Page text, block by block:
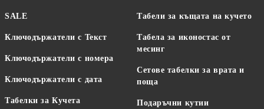
SALE
Ключодържатели с Текст
Ключодържатели с номера
Ключодържатели с дата
Табелки за Кучета
Табели за къщата на кучето
Табела за иконостас от
месинг
Сетове табелки за врата и
поща
Подаръчни кутии